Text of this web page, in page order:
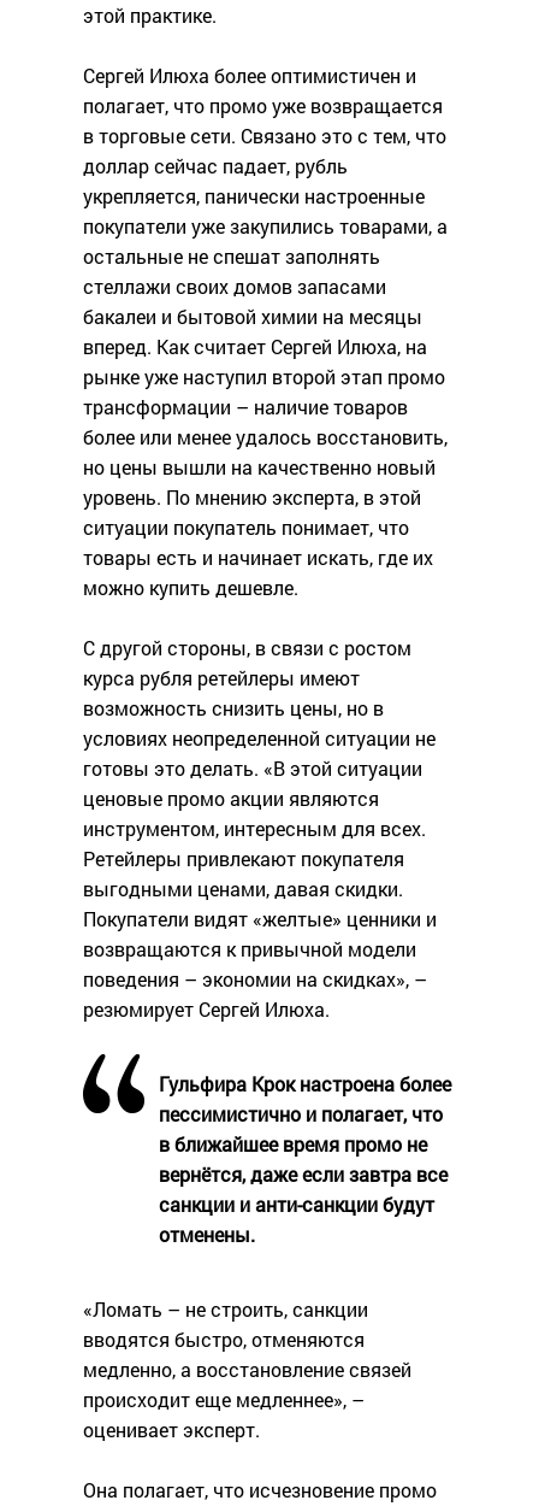
этой практике.
Сергей Илюха более оптимистичен и
полагает, что промо уже возвращается
в торговые сети. Связано это с тем, что
доллар сейчас падает, рубль
укрепляется, панически настроенные
покупатели уже закупились товарами, а
остальные не спешат заполнять
стеллажи своих домов запасами
бакалеи и бытовой химии на месяцы
вперед. Как считает Сергей Илюха, на
рынке уже наступил второй этап промо
трансформации – наличие товаров
более или менее удалось восстановить,
но цены вышли на качественно новый
уровень. По мнению эксперта, в этой
ситуации покупатель понимает, что
товары есть и начинает искать, где их
можно купить дешевле.
С другой стороны, в связи с ростом
курса рубля ретейлеры имеют
возможность снизить цены, но в
условиях неопределенной ситуации не
готовы это делать. «В этой ситуации
ценовые промо акции являются
инструментом, интересным для всех.
Ретейлеры привлекают покупателя
выгодными ценами, давая скидки.
Покупатели видят «желтые» ценники и
возвращаются к привычной модели
поведения – экономии на скидках», –
резюмирует Сергей Илюха.
Гульфира Крок настроена более
пессимистично и полагает, что
в ближайшее время промо не
вернётся, даже если завтра все
санкции и анти-санкции будут
отменены.
«Ломать – не строить, санкции
вводятся быстро, отменяются
медленно, а восстановление связей
происходит еще медленнее», –
оценивает эксперт.
Она полагает, что исчезновение промо